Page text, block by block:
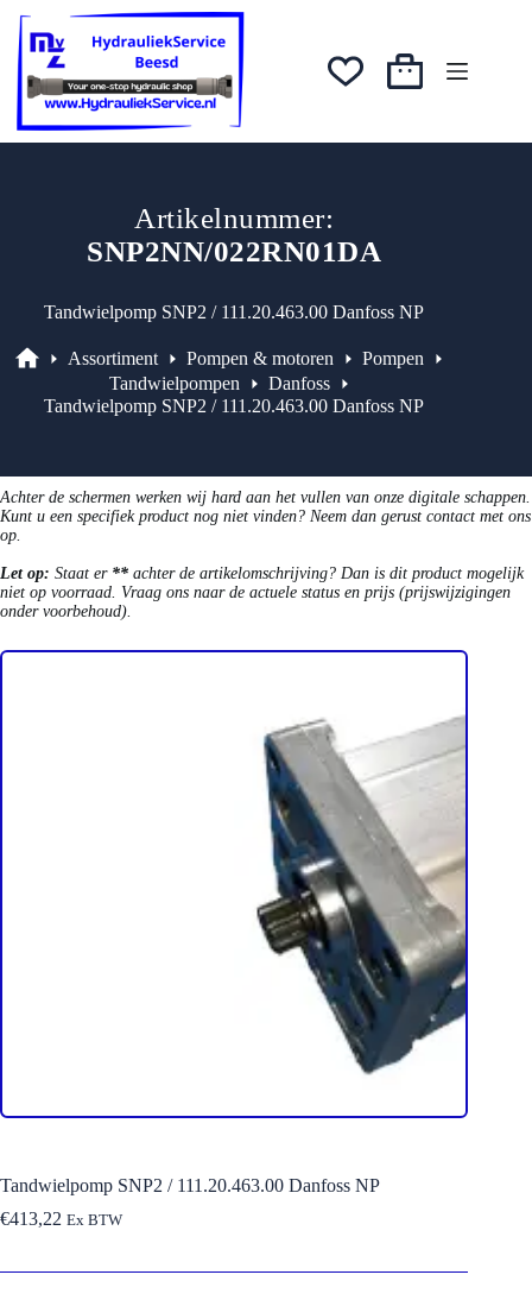
naar
inhoud
Winkelwagen
Artikelnummer:
SNP2NN/022RN01DA
Tandwielpomp SNP2 / 111.20.463.00 Danfoss NP
Assortiment
Assortiment Pompen & motoren
Pompen
Tandwielpompen
Danfoss
Tandwielpomp SNP2 / 111.20.463.00 Danfoss NP
Achter de schermen werken wij hard aan het vullen van onze digitale schappen.
Kunt u een specifiek product nog niet vinden? Neem dan gerust contact met ons
op.
Let op: Staat er ** achter de artikelomschrijving? Dan is dit product mogelijk
niet op voorraad. Vraag ons naar de actuele status en prijs (prijswijzigingen
onder voorbehoud).
Tandwielpomp SNP2 / 111.20.463.00 Danfoss NP
€413,22 Ex BTW